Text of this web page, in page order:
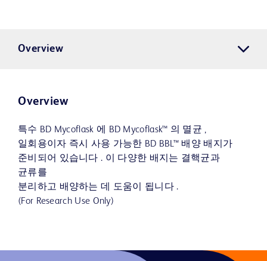
Overview
Overview
특수 BD Mycoflask 에 BD Mycoflask™ 의 멸균 ,
일회용이자 즉시 사용 가능한 BD BBL™ 배양 배지가
준비되어 있습니다 . 이 다양한 배지는 결핵균과
균류를
분리하고 배양하는 데 도움이 됩니다 .
(For Research Use Only)